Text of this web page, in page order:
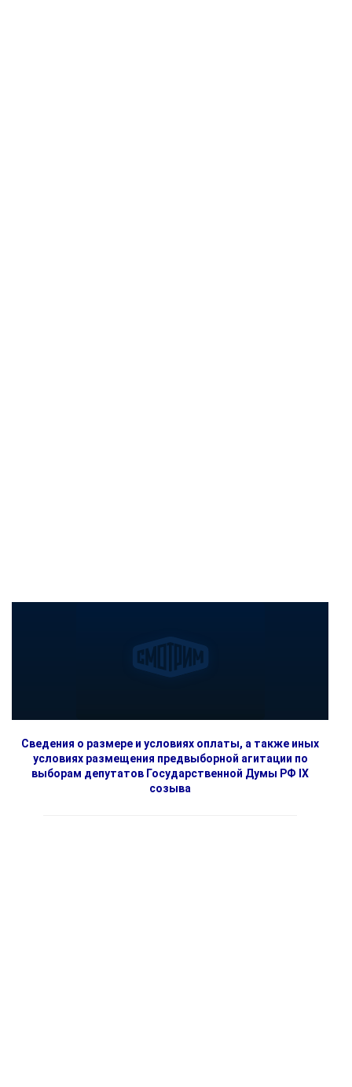
Сведения о размере и условиях оплаты, а также иных
условиях размещения предвыборной агитации по
выборам депутатов Государственной Думы РФ IX
созыва